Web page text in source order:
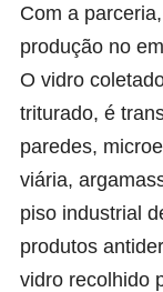
Com a
produção no
O vidro
triturado, é
paredes,
viária,
piso industrial
produtos
vidro recolhido